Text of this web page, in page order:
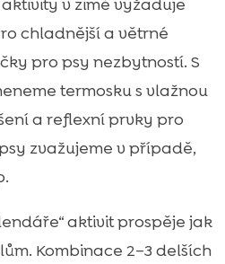
v zimě vyžaduje
chladnější a větrné
pro psy nezbytností. S
termosku s vlažnou
a reflexní prvky pro
zvažujeme v případě,
aktivit prospěje jak
Kombinace 2–3 delších